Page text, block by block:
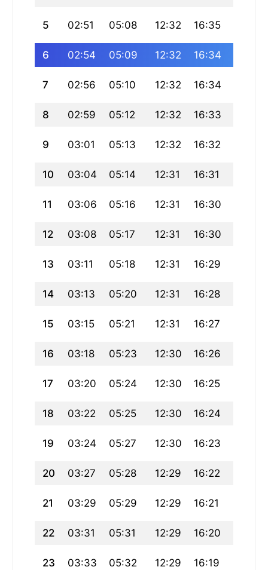
5 02:51 05:08 12:32 16:35
6 02:54 05:09 12:32 16:34
7 02:56 05:10 12:32 16:34
8 02:59 05:12 12:32 16:33
9 03:01 05:13 12:32 16:32
10 03:04 05:14 12:31 16:31
11 03:06 05:16 12:31 16:30
12 03:08 05:17 12:31 16:30
13 03:11 05:18 12:31 16:29
14 03:13 05:20 12:31 16:28
15 03:15 05:21 12:31 16:27
16 03:18 05:23 12:30 16:26
17 03:20 05:24 12:30 16:25
18 03:22 05:25 12:30 16:24
19 03:24 05:27 12:30 16:23
20 03:27 05:28 12:29 16:22
21 03:29 05:29 12:29 16:21
22 03:31 05:31 12:29 16:20
23 03:33 05:32 12:29 16:19